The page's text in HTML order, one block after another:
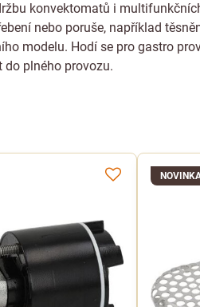
konvektomatů i
nebo poruše, například
modelu. Hodí se pro gastro
do plného provozu.